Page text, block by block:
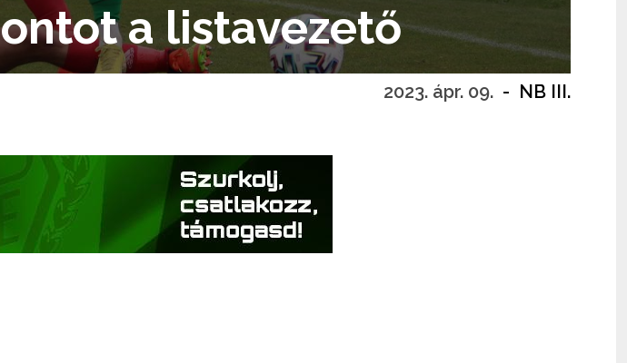
a listavezető
2023. ápr. 09. - NB III.